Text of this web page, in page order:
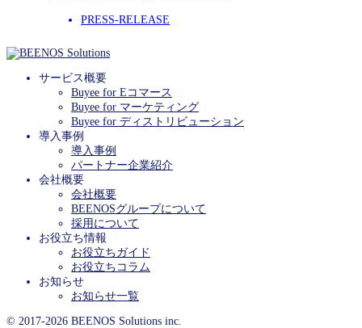
PRESS-RELEASE
サービス概要
Buyee for Eコマース
Buyee for マーケティング
Buyee for ディストリビューション
導入事例
導入事例
パートナー企業紹介
会社概要
会社概要
BEENOSグループについて
採用について
お役立ち情報
お役立ちガイド
お役立ちコラム
お知らせ
お知らせ一覧
© 2017-2026 BEENOS Solutions inc.